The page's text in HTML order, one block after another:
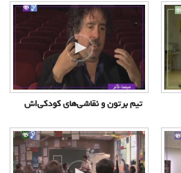
تیم برتون و نقاشی‌های کودکی‌اش